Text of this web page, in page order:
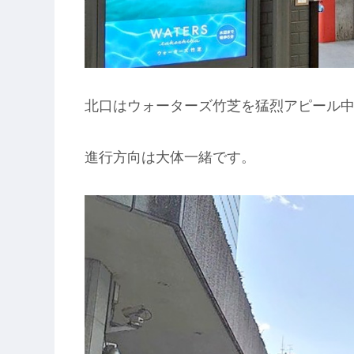
北口はウォーターズ竹芝を猛烈アピール
進行方向は大体一緒です。